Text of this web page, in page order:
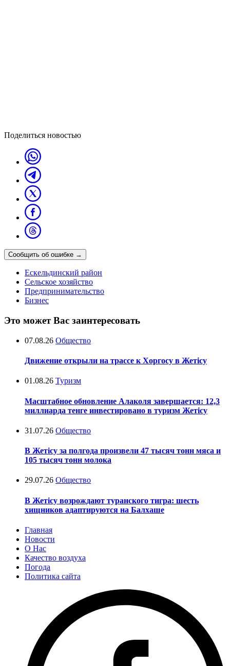
Поделиться новостью
Сообщить об ошибке →
Ескельдинский район
Сельское хозяйство
Предпринимательство
Бизнес
Это может Вас заинтересовать
07.08.26 Общество
Движение открыли на трассе к Хоргосу в Жетісу
01.08.26 Туризм
Масштабное обновление Алаколя завершается: 12,3
миллиарда тенге инвестировано в туризм Жетісу
31.07.26 Общество
В Жетісу за полгода произвели 47 тысяч тонн мяса и
105 тысяч тонн молока
29.07.26 Общество
В Жетісу возрождают туранского тигра: шесть
хищников адаптируются на Балхаше
Главная
Новости
О Нас
Качество воздуха
Погода
Политика сайта